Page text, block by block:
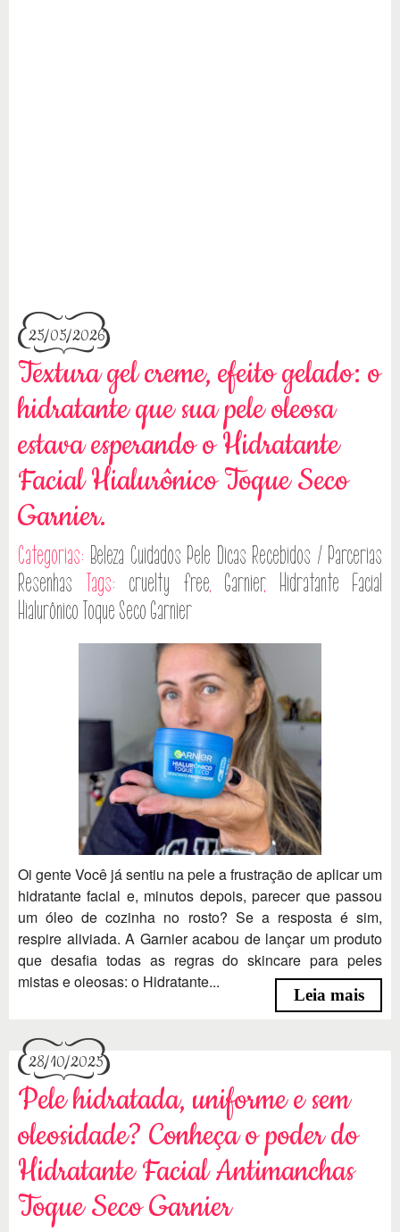
25/05/2026
Textura gel creme, efeito gelado: o
hidratante que sua pele oleosa
estava esperando o Hidratante
Facial Hialurônico Toque Seco
Garnier.
Categorias: Beleza Cuidados Pele Dicas Recebidos / Parcerias
Resenhas Tags: cruelty free, Garnier, Hidratante Facial
Hialurônico Toque Seco Garnier
Oi gente Você já sentiu na pele a frustração de aplicar um
hidratante facial e, minutos depois, parecer que passou
um óleo de cozinha no rosto? Se a resposta é sim,
respire aliviada. A Garnier acabou de lançar um produto
que desafia todas as regras do skincare para peles
mistas e oleosas: o Hidratante...
Leia mais
28/10/2025
Pele hidratada, uniforme e sem
oleosidade? Conheça o poder do
Hidratante Facial Antimanchas
Toque Seco Garnier